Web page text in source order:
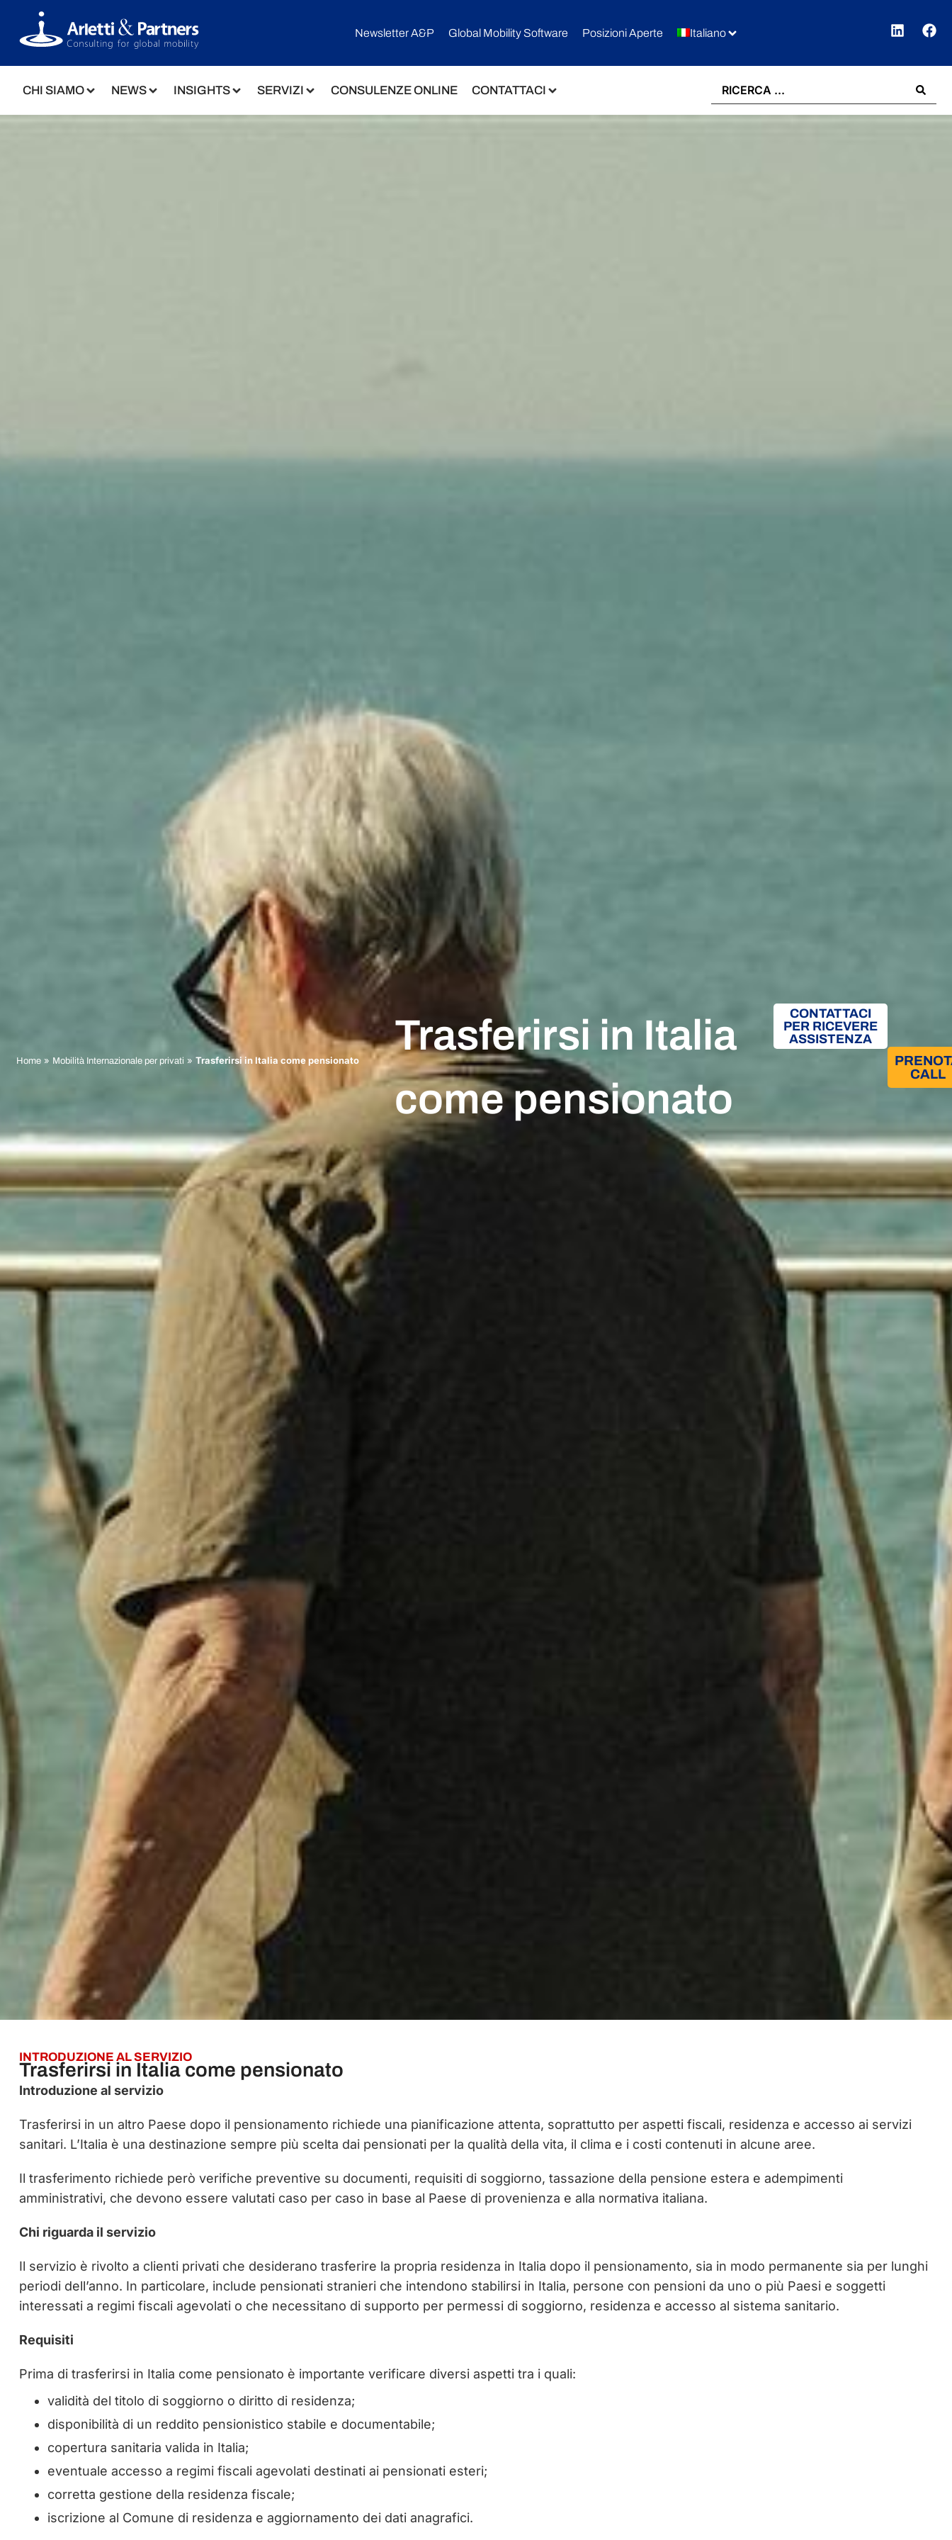
Newsletter A&P Global Mobility Software​ Posizioni Aperte Italiano
CHI SIAMO NEWS INSIGHTS SERVIZI CONSULENZE ONLINE CONTATTACI
Home » Mobilità Internazionale per privati » Trasferirsi in Italia come pensionato
Trasferirsi in Italia
come pensionato
CONTATTACI
PER RICEVERE
ASSISTENZA
CALL
INTRODUZIONE AL SERVIZIO
Trasferirsi in Italia come pensionato
Introduzione al servizio
Trasferirsi in un altro Paese dopo il pensionamento richiede una pianificazione attenta, soprattutto per aspetti fiscali, residenza e accesso ai servizi
sanitari. L’Italia è una destinazione sempre più scelta dai pensionati per la qualità della vita, il clima e i costi contenuti in alcune aree.
Il trasferimento richiede però verifiche preventive su documenti, requisiti di soggiorno, tassazione della pensione estera e adempimenti
amministrativi, che devono essere valutati caso per caso in base al Paese di provenienza e alla normativa italiana.
Chi riguarda il servizio
Il servizio è rivolto a clienti privati che desiderano trasferire la propria residenza in Italia dopo il pensionamento, sia in modo permanente sia per lunghi
periodi dell’anno. In particolare, include pensionati stranieri che intendono stabilirsi in Italia, persone con pensioni da uno o più Paesi e soggetti
interessati a regimi fiscali agevolati o che necessitano di supporto per permessi di soggiorno, residenza e accesso al sistema sanitario.
Requisiti
Prima di trasferirsi in Italia come pensionato è importante verificare diversi aspetti tra i quali:
validità del titolo di soggiorno o diritto di residenza;
disponibilità di un reddito pensionistico stabile e documentabile;
copertura sanitaria valida in Italia;
eventuale accesso a regimi fiscali agevolati destinati ai pensionati esteri;
corretta gestione della residenza fiscale;
iscrizione al Comune di residenza e aggiornamento dei dati anagrafici.